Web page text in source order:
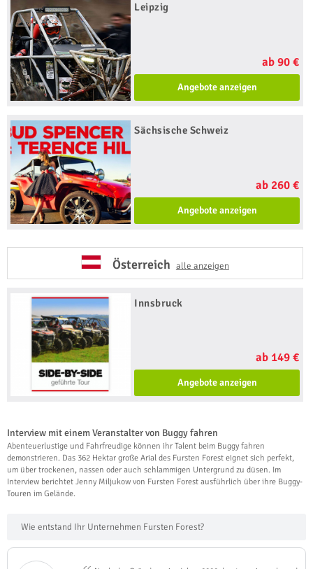
Leipzig
ab 90 €
Angebote anzeigen
Sächsische Schweiz
ab 260 €
Angebote anzeigen
Österreich alle anzeigen
Innsbruck
ab 149 €
Angebote anzeigen
Interview mit einem Veranstalter von Buggy fahren
Abenteuerlustige und Fahrfreudige können ihr Talent beim Buggy fahren
demonstrieren. Das 362 Hektar große Arial des Fursten Forest eignet sich perfekt,
um über trockenen, nassen oder auch schlammigen Untergrund zu düsen. Im
Interview berichtet Jenny Miljukow von Fursten Forest ausführlich über ihre Buggy-
Touren im Gelände.
Wie entstand Ihr Unternehmen Fursten Forest?